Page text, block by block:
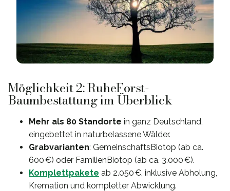
Möglichkeit 2: RuheForst-
Baumbestattung im Überblick
Mehr als 80 Standorte in ganz Deutschland,
eingebettet in naturbelassene Wälder.
Grabvarianten: GemeinschaftsBiotop (ab ca.
600 €) oder FamilienBiotop (ab ca. 3.000 €).
Komplettpakete ab 2.050 €, inklusive Abholung,
Kremation und kompletter Abwicklung.